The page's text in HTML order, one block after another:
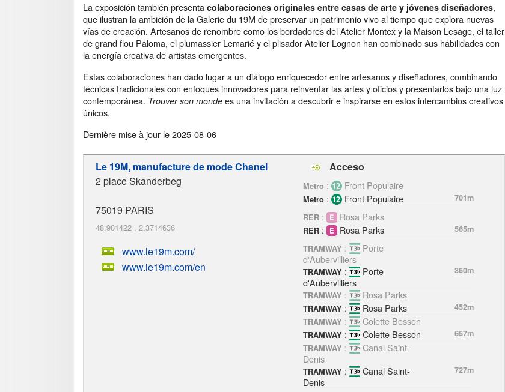
La exposición también presenta colaboraciones originales entre casas de arte y jóvenes diseñadores,
que ilustran la ambición de la Galerie du 19M de preservar un patrimonio vivo al tiempo que explora nuevas
vías de creación. Artesanos de renombre como los bordadores del Atelier Montex y la Maison Lesage, el taller
de grand flou Paloma, el plumassier Lemarié y el plisador Atelier Lognon han combinado sus habilidades con
la energía creativa de artistas emergentes.
Estas colaboraciones han dado lugar a un diálogo enriquecedor entre artesanos y diseñadores, combinando
técnicas tradicionales con enfoques innovadores para reinventar las artes y oficios y presentarlos bajo una luz
contemporánea. Trouver son monde es una invitación a descubrir e inspirarse en estos intercambios creativos
únicos.
Dernière mise à jour le2025-08-06
Le 19M, manufacture de mode Chanel
2 place Skanderbeg
75019 PARIS
48.901422 , 2.3714636
www.le19m.com/
www.le19m.com/en
Acceso
Metro : Front Populaire
Metro : Front Populaire
701m
RER : Rosa Parks
RER : Rosa Parks
565m
TRAMWAY :
Porte
d'Aubervilliers
TRAMWAY :
Porte
d'Aubervilliers
360m
TRAMWAY : Rosa Parks
TRAMWAY : Rosa Parks
452m
TRAMWAY : Colette Besson
TRAMWAY : Colette Besson
657m
TRAMWAY :
Canal Saint-
Denis
TRAMWAY :
Canal Saint-
Denis
727m